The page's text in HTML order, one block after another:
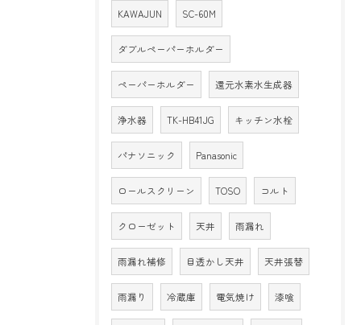
KAWAJUN SC-60M
ダブルペーパーホルダー
ペーパーホルダー 還元水素水生成器
浄水器 TK-HB41JG キッチン水栓
パナソニック Panasonic
ロールスクリーン TOSO コルト
クローゼット 天井 雨漏れ
雨漏れ補修 目透かし天井 天井張替
雨漏り 冷蔵庫 電気焼け 漆喰